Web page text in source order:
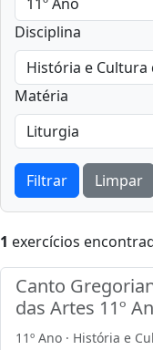
Disciplina
Matéria
Filtrar Limpar
1 exercícios
Canto
das Artes 11º
11º Ano · História e